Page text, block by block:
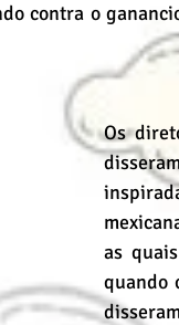
contra o
Os
as
quando